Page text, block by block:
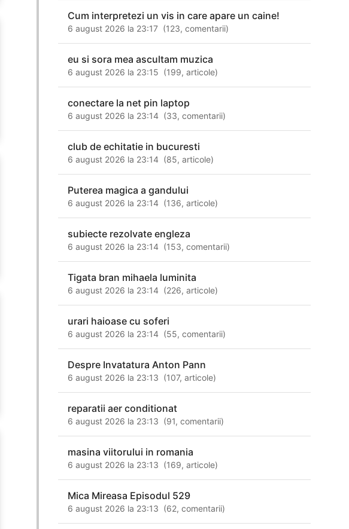
Cum interpretezi un vis in care apare un caine!
6 august 2026 la 23:17 (123,comentarii)
eu si sora mea ascultam muzica
6 august 2026 la 23:15 (199,articole)
conectare la net pin laptop
6 august 2026 la 23:14 (33,comentarii)
club de echitatie in bucuresti
6 august 2026 la 23:14 (85,articole)
Puterea magica a gandului
6 august 2026 la 23:14 (136,articole)
subiecte rezolvate engleza
6 august 2026 la 23:14 (153,comentarii)
Tigata bran mihaela luminita
6 august 2026 la 23:14 (226,articole)
urari haioase cu soferi
6 august 2026 la 23:14 (55,comentarii)
Despre Invatatura Anton Pann
6 august 2026 la 23:13 (107,articole)
reparatii aer conditionat
6 august 2026 la 23:13 (91,comentarii)
masina viitorului in romania
6 august 2026 la 23:13 (169,articole)
Mica Mireasa Episodul 529
6 august 2026 la 23:13 (62,comentarii)